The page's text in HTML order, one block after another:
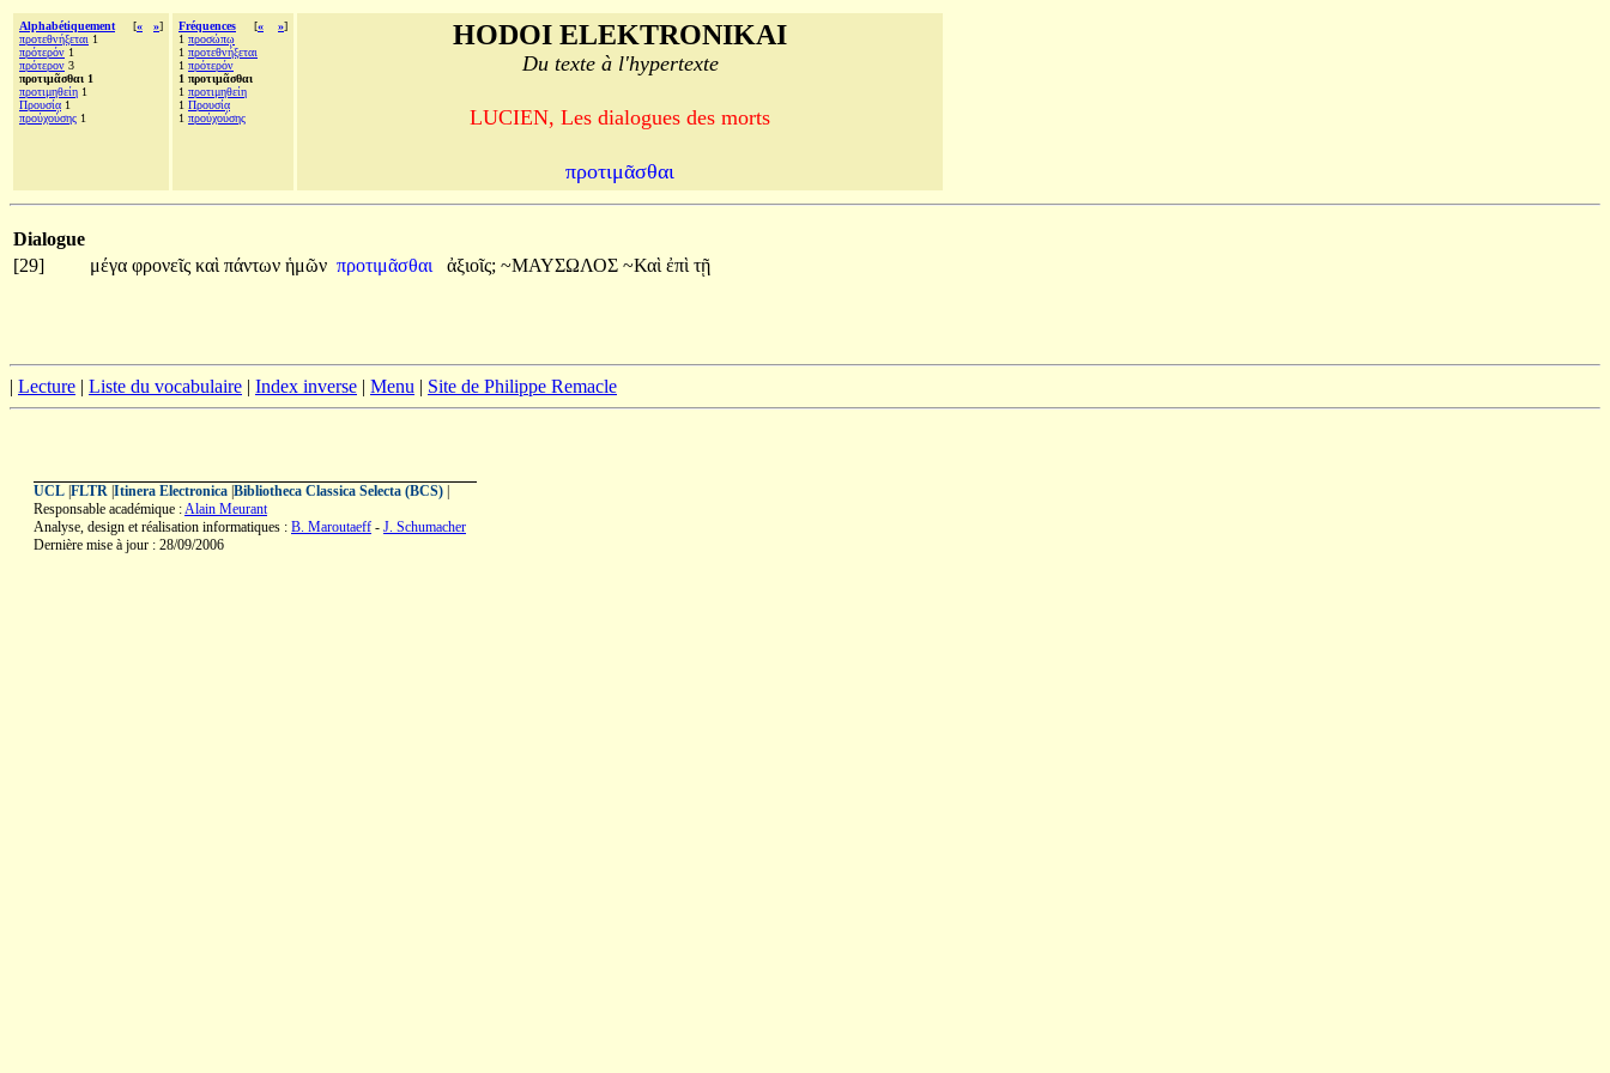
Alphabétiquement [« »]
προτεθνήξεται 1
πρότερόν 1
πρότερον 3
προτιμᾶσθαι 1
προτιμηθείη 1
Προυσίᾳ 1
προὐχούσης 1
Fréquences [« »]
1 προσώπῳ
1 προτεθνήξεται
1 πρότερόν
1 προτιμᾶσθαι
1 προτιμηθείη
1 Προυσίᾳ
1 προὐχούσης
HODOI ELEKTRONIKAI
Du texte à l'hypertexte
LUCIEN, Les dialogues des morts
προτιμᾶσθαι
Dialogue
[29]
μέγα φρονεῖς καὶ πάντων ἡμῶν προτιμᾶσθαι ἀξιοῖς; ~ΜΑΥΣΩΛΟΣ ~Καὶ ἐπὶ τῇ
| Lecture | Liste du vocabulaire | Index inverse | Menu | Site de Philippe Remacle
UCL FLTR Itinera Electronica Bibliotheca Classica Selecta (BCS)
Responsable académique :Alain Meurant
Analyse, design et réalisation informatiques : B. Maroutaeff - J. Schumacher
Dernière mise à jour : 28/09/2006